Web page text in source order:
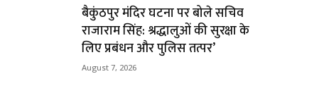
बैकुंठपुर मंदिर घटना पर बोले सचिव
राजाराम सिंह: श्रद्धालुओं की सुरक्षा के
लिए प्रबंधन और पुलिस तत्पर’
August 7, 2026